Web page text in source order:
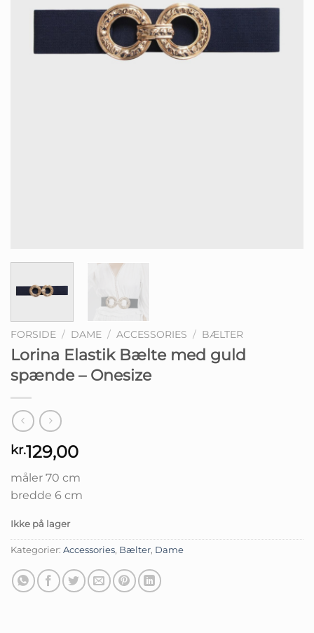
FORSIDE / DAME / ACCESSORIES / BÆLTER
Lorina Elastik Bælte med guld
spænde – Onesize
kr.129,00
måler 70 cm
bredde 6 cm
Ikke på lager
Kategorier: Accessories, Bælter, Dame